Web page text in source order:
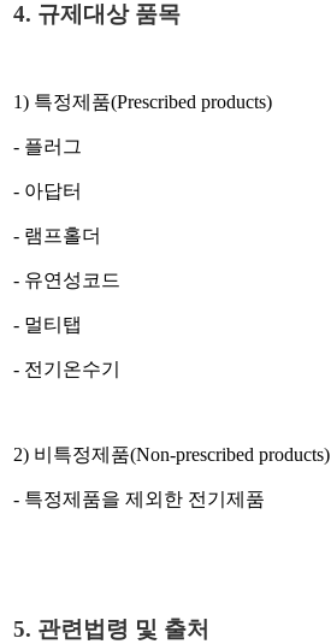
4. 규제대상 품목
1) 특정제품(Prescribed products)
- 플러그
- 아답터
- 램프홀더
- 유연성코드
- 멀티탭
- 전기온수기
2) 비특정제품(Non-prescribed products)
- 특정제품을 제외한 전기제품
5. 관련법령 및 출처